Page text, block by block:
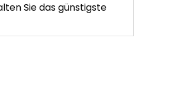
Sie das günstigste